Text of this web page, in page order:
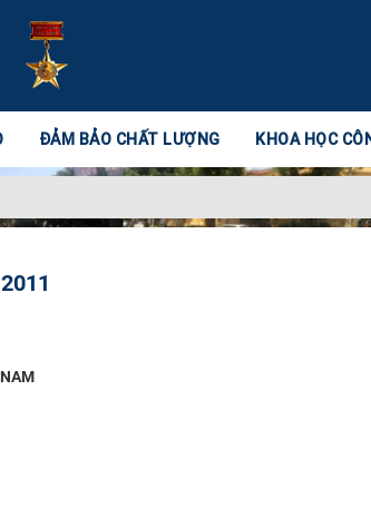
ĐẢM BẢO CHẤT LƯỢNG KHOA HỌC